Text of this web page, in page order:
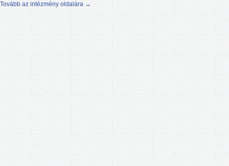
Tovább az intézmény oldalára →